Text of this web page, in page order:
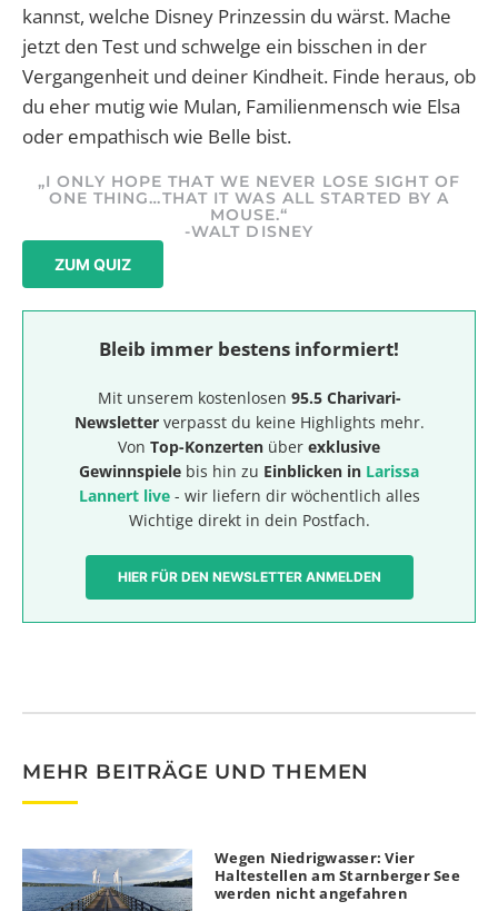
kannst, welche Disney Prinzessin du wärst. Mache
jetzt den Test und schwelge ein bisschen in der
Vergangenheit und deiner Kindheit. Finde heraus, ob
du eher mutig wie Mulan, Familienmensch wie Elsa
oder empathisch wie Belle bist.
„I ONLY HOPE THAT WE NEVER LOSE SIGHT OF
ONE THING…THAT IT WAS ALL STARTED BY A
MOUSE.“
-WALT DISNEY
ZUM QUIZ
Bleib immer bestens informiert!
Mit unserem kostenlosen 95.5 Charivari-
Newsletterverpasst du keine Highlights mehr.
Von Top-Konzerten über exklusive
Gewinnspiele bis hin zu Einblicken in Larissa
Lannert live- wir liefern dir wöchentlich alles
Wichtige direkt in dein Postfach.
HIER FÜR DEN NEWSLETTER ANMELDEN
MEHR BEITRÄGE UND THEMEN
Wegen Niedrigwasser: Vier
Haltestellen am Starnberger See
werden nicht angefahren